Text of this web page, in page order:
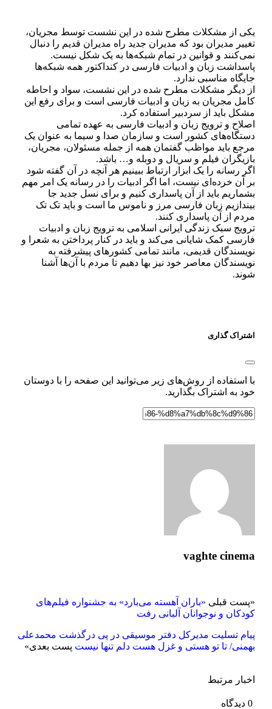
یکی از مشکلات مطرح شده در این نشست توسط مجریان،
تغییر مدیران بود که مدیران جدید راه مدیران قدیم را دنبال
نمی‌کنند و قوانین در تمام شبکه‌ها به یک شکل نیست.
پاسداشت زبان و ادبیات فارسی در کنداکتور همه شبکه‌ها
جایگاه مناسبی ندارد.
از دیگر مشکلات مطرح شده در این نشست، سواد و احاطه
کامل مجریان به زبان و ادبیات فارسی است و برای رفع این
مشکل باید از سردبیر استفاده کرد.
اصلاح و ترویج زبان و ادبیات فارسی به عهده تمامی
دستگاه‌های کشور است و سازمان صدا و سیما به عنوان یک
مرجع باید مواظب گفتمان همه از جمله مسئولان، مجریان،
بازیگران فیلم و سریال و دوبله و… باشد.
اگر رسانه را یک ابزار ارتباط ببینیم هر آنچه در آن گفته شود
بر آن خرده‌ای نیست، اما اگر ادبیات را در رسانه یک امر مهم
بشماریم باید از آن پاسداری کنیم و برای نسل جدید جا
بیندازیم زبان فارسی مرز و ناموس ما است و باید تک تک
مردم از آن پاسداری کنند.
ترویج سبک زندگی ایرانی اسلامی به ترویج زبان و ادبیات
فارسی کمک شایانی می‌کند و باید در کنار پرداختن به شعرا و
نویسندگان قدیمی، مانند تمامی کشورهای پیشرفته به
نویسندگان معاصر خود نیز بها دهیم تا مردم با آن‌ها آشنا
شوند.
اشتراک گذاری
با استفاده از روش‌های زیر می‌توانید این صفحه را با دوستان
خود به اشتراک بگذارید.
vaghte cinema
«پست قبلی «باران آهسته می‌بارد» به جشنواره فیلم‌های
کودکان و نوجوانان آلبانی رفت
پیام تسلیت مدیرکل دفتر موسیقی در پی درگذشت محمدعلی
بهمنی/ تا تو هستی و غزل هست دلم تنها نیست پست بعدی»
اخبار مرتبط
0 دیدگاه